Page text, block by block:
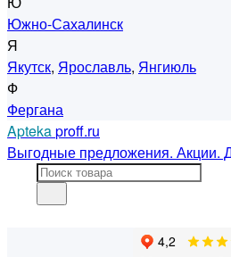
Южно-Сахалинск
Я
Якутск, Ярославль, Янгиюль
Ф
Фергана
Aptekaproff.ru
Выгодные предложения. Акции.